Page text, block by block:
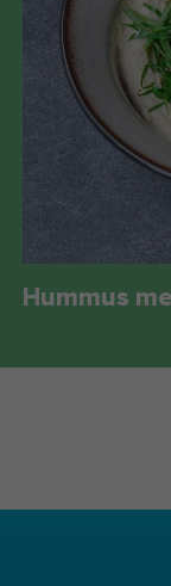
Hummus